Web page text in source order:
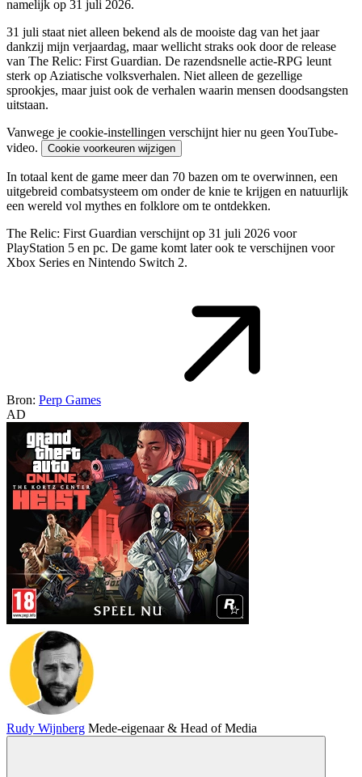
namelijk op 31 juli 2026.
31 juli staat niet alleen bekend als de mooiste dag van het jaar
dankzij mijn verjaardag, maar wellicht straks ook door de release
van The Relic: First Guardian. De razendsnelle actie-RPG leunt
sterk op Aziatische volksverhalen. Niet alleen de gezellige
sprookjes, maar juist ook de verhalen waarin mensen doodsangsten
uitstaan.
Vanwege je cookie-instellingen verschijnt hier nu geen YouTube-
video.
Cookie voorkeuren wijzigen
In totaal kent de game meer dan 70 bazen om te overwinnen, een
uitgebreid combatsysteem om onder de knie te krijgen en natuurlijk
een wereld vol mythes en folklore om te ontdekken.
The Relic: First Guardian verschijnt op 31 juli 2026 voor
PlayStation 5 en pc. De game komt later ook te verschijnen voor
Xbox Series en Nintendo Switch 2.
Bron: Perp Games
AD
Rudy Wijnberg Mede-eigenaar & Head of Media